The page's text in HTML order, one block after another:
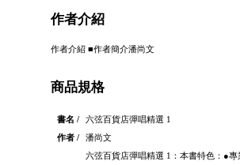
作者介紹
作者介紹 ■作者簡介潘尚文
商品規格
書名 /
六弦百貨店彈唱精選 1
作者 /
潘尚文
六弦百貨店彈唱精選 1：本書特色：●專